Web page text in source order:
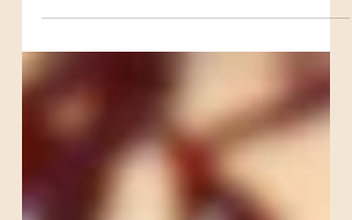
Apfel-Zimt-
Schnecken